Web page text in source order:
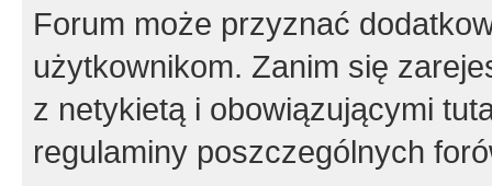
Forum może przyznać
użytkownikom. Zanim się
z netykietą i obowiązującymi
regulaminy poszczególnych